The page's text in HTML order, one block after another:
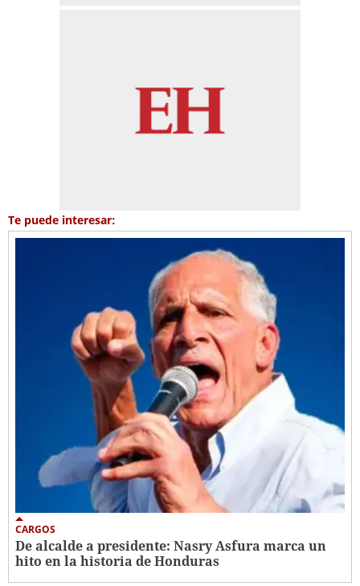
Te puede interesar:
CARGOS
De alcalde a presidente: Nasry Asfura marca un
hito en la historia de Honduras